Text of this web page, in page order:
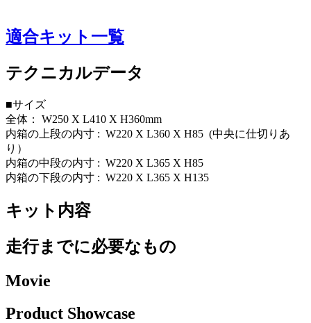
適合キット一覧
テクニカルデータ
■サイズ
全体： W250 X L410 X H360mm
内箱の上段の内寸 : W220 X L360 X H85 (中央に仕切りあ
り）
内箱の中段の内寸 : W220 X L365 X H85
内箱の下段の内寸 : W220 X L365 X H135
キット内容
走行までに必要なもの
Movie
Product Showcase